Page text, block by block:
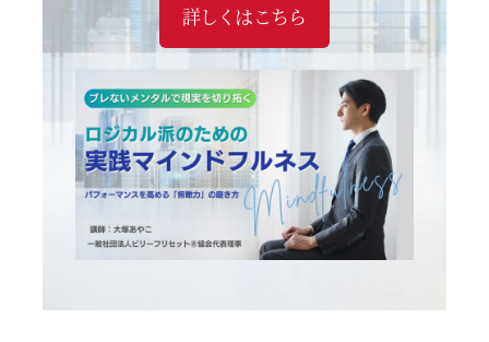
詳しくはこちら